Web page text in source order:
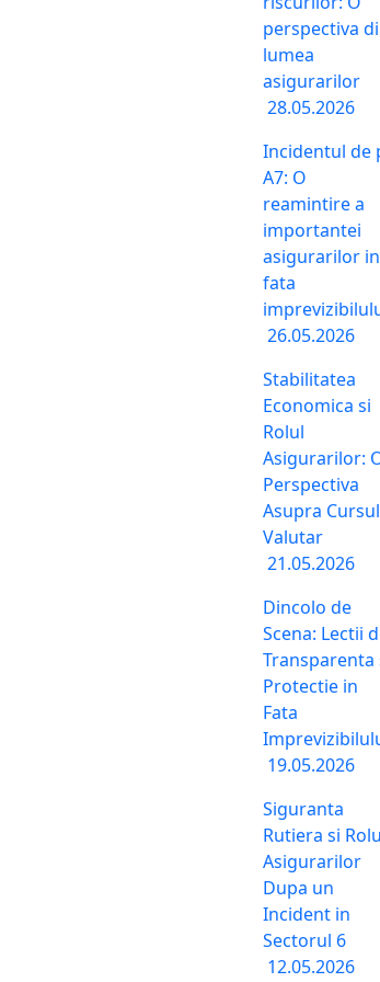
perspectiva
lumea
asigurarilor
28.05.2026
Incidentul de
A7: O
reamintire a
importantei
asigurarilor in
fata
26.05.2026
Stabilitatea
Economica si
Rolul
Asigurarilor:
Perspectiva
Asupra
Valutar
21.05.2026
Dincolo de
Scena: Lectii
Transparenta
Protectie in
Fata
19.05.2026
Siguranta
Rutiera si
Asigurarilor
Dupa un
Incident in
Sectorul 6
12.05.2026